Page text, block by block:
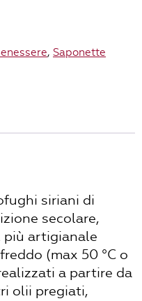
, Saponette
siriani di
secolare,
più artigianale
(max 50 °C o
a partire da
olii pregiati,